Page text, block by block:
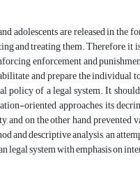
adolescents are released in
and treating them. Therefore,
enforcement and
and prepare the
policy of a legal system. It
oriented approaches, its
and on the other hand,
and descriptive analysis, an
legal system with emphasis on